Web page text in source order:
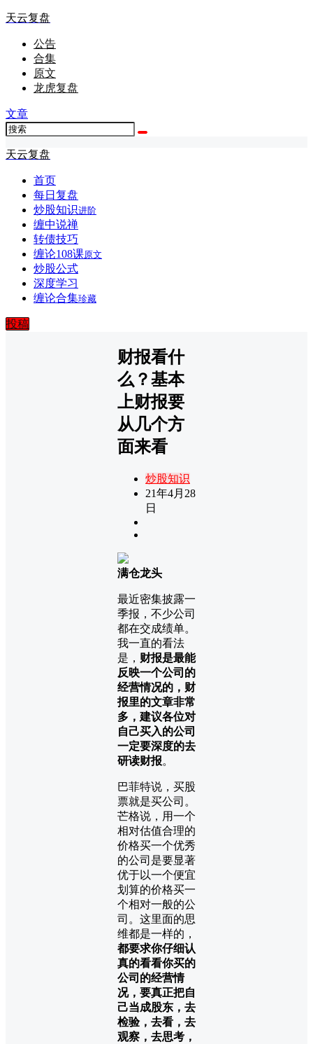
天云复盘
公告
合集
原文
龙虎复盘
文章
天云复盘
首页
每日复盘
炒股知识进阶
缠中说禅
转债技巧
缠论108课原文
炒股公式
深度学习
缠论合集珍藏
投稿
财报看什
么？基本
上财报要
从几个方
面来看
炒股知识
21年4月28
日
满仓龙头
最近密集披露一
季报，不少公司
都在交成绩单。
我一直的看法
是， 财报是最能
反映一个公司的
经营情况的，财
报里的文章非常
多，建议各位对
自己买入的公司
一定要深度的去
研读财报。
巴菲特说，买股
票就是买公司。
芒格说，用一个
相对估值合理的
价格买一个优秀
的公司是要显著
优于以一个便宜
划算的价格买一
个相对一般的公
司。这里面的思
维都是一样的，
都要求你仔细认
真的看看你买的
公司的经营情
况，要真正把自
己当成股东，去
检验，去看，去
观察，去思考，